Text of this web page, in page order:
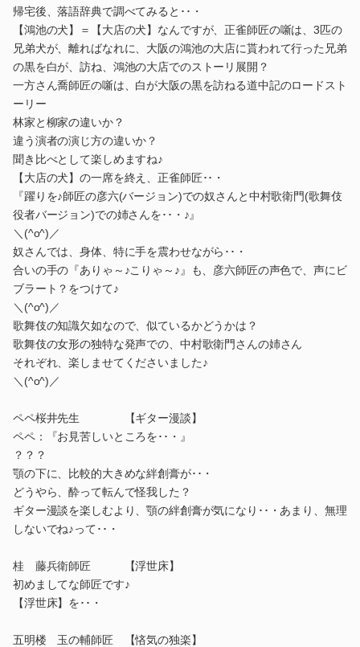
帰宅後、落語辞典で調べてみると･･・
【鴻池の犬】＝【大店の犬】なんですが、正雀師匠の噺は、3匹の
兄弟犬が、離ればなれに、大阪の鴻池の大店に貰われて行った兄弟
の黒を白が、訪ね、鴻池の大店でのストーリ展開？
一方さん喬師匠の噺は、白が大阪の黒を訪ねる道中記のロードスト
ーリー
林家と柳家の違いか？
違う演者の演じ方の違いか？
聞き比べとして楽しめますね♪
【大店の犬】の一席を終え、正雀師匠･･・
『躍りを♪師匠の彦六(バージョン)での奴さんと中村歌衛門(歌舞伎
役者バージョン)での姉さんを･･・♪』
＼(^o^)／
奴さんでは、身体、特に手を震わせながら･･・
合いの手の『ありゃ～♪こりゃ～♪』も、彦六師匠の声色で、声にビ
ブラート？をつけて♪
＼(^o^)／
歌舞伎の知識欠如なので、似ているかどうかは？
歌舞伎の女形の独特な発声での、中村歌衛門さんの姉さん
それぞれ、楽しませてくださいました♪
＼(^o^)／
ペペ桜井先生 【ギター漫談】
ペペ：『お見苦しいところを･･・』
？？？
顎の下に、比較的大きめな絆創膏が･･・
どうやら、酔って転んで怪我した？
ギター漫談を楽しむより、顎の絆創膏が気になり･･・あまり、無理
しないでね♪って･･・
桂 藤兵衛師匠 【浮世床】
初めましてな師匠です♪
【浮世床】を･･・
五明楼 玉の輔師匠 【悋気の独楽】